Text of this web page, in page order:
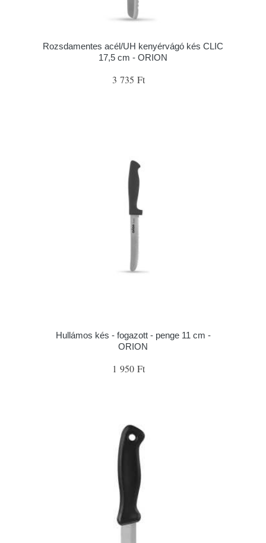
Rozsdamentes acél/UH kenyérvágó kés CLIC
17,5 cm - ORION
3 735 Ft
Hullámos kés - fogazott - penge 11 cm -
ORION
1 950 Ft